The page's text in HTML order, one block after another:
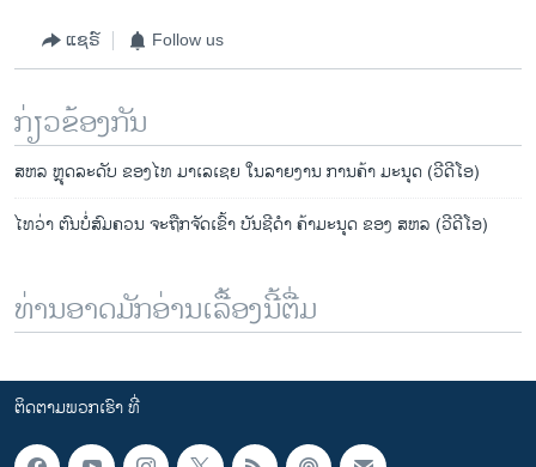
ແຊຣ໌ Follow us
ກ່ຽວຂ້ອງກັນ
ສຫລ ຫຼຸດລະດັບ ຂອງໄທ ມາເລເຊຍ ໃນລາຍງານ ການຄ້າ ມະນຸດ (ວີດີໂອ)
ໄທວ່າ ຕົນບໍ່ສົມຄວນ ຈະຖືກຈັດເຂົ້າ ບັນຊີດຳ ຄ້າມະນຸດ ຂອງ ສຫລ (ວີດີໂອ)
ທ່ານອາດມັກອ່ານເລື້ອງນີ້ຕື່ມ
ຕິດຕາມພວກເຮົາ ທີ່